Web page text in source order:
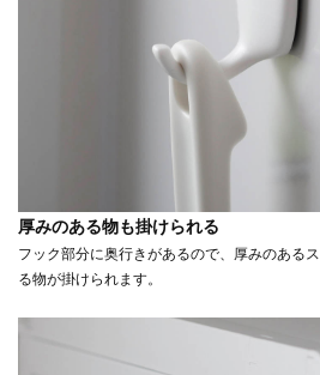
厚みのある物も掛けられる
フック部分に奥行きがあるので、厚みのある
る物が掛けられます。